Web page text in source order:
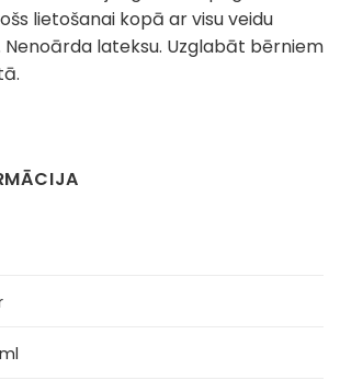
lietošanai kopā ar visu veidu
lateksu. Uzglabāt bērniem